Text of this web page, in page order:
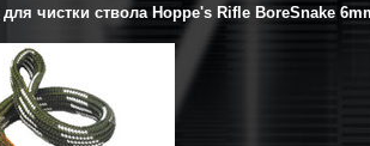
чистки ствола Hoppe's Rifle BoreSnake